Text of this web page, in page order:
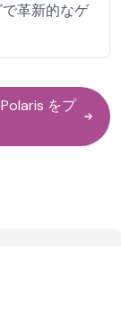
革新的なゲ
をプ